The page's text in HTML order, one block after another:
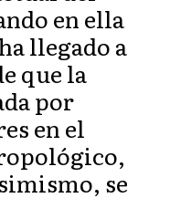
en ella
llegado a
que la
por
en el
se